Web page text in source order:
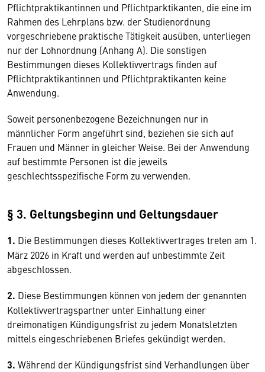
Pflichtpraktikantinnen und Pflichtparktikanten, die eine im
Rahmen des Lehrplans bzw. der Studienordnung
vorgeschriebene praktische Tätigkeit ausüben, unterliegen
nur der Lohnordnung (Anhang A). Die sonstigen
Bestimmungen dieses Kollektivvertrags finden auf
Pflichtpraktikantinnen und Pflichtpraktikanten keine
Anwendung.
Soweit personenbezogene Bezeichnungen nur in
männlicher Form angeführt sind, beziehen sie sich auf
Frauen und Männer in gleicher Weise. Bei der Anwendung
auf bestimmte Personen ist die jeweils
geschlechtsspezifische Form zu verwenden.
§ 3. Geltungsbeginn und Geltungsdauer
1. Die Bestimmungen dieses Kollektivvertrages treten am 1.
März 2026 in Kraft und werden auf unbestimmte Zeit
abgeschlossen.
2. Diese Bestimmungen können von jedem der genannten
Kollektivvertragspartner unter Einhaltung einer
dreimonatigen Kündigungsfrist zu jedem Monatsletzten
mittels eingeschriebenen Briefes gekündigt werden.
3. Während der Kündigungsfrist sind Verhandlungen über